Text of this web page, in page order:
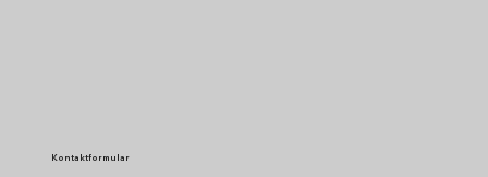
Kontaktformular